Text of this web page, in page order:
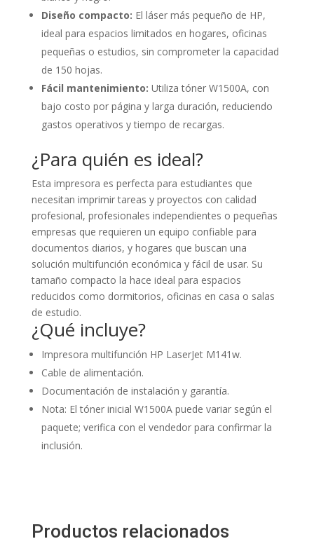
Diseño compacto: El láser más pequeño de HP,
ideal para espacios limitados en hogares, oficinas
pequeñas o estudios, sin comprometer la capacidad
de 150 hojas.
Fácil mantenimiento: Utiliza tóner W1500A, con
bajo costo por página y larga duración, reduciendo
gastos operativos y tiempo de recargas.
¿Para quién es ideal?
Esta impresora es perfecta para estudiantes que
necesitan imprimir tareas y proyectos con calidad
profesional, profesionales independientes o pequeñas
empresas que requieren un equipo confiable para
documentos diarios, y hogares que buscan una
solución multifunción económica y fácil de usar. Su
tamaño compacto la hace ideal para espacios
reducidos como dormitorios, oficinas en casa o salas
de estudio.
¿Qué incluye?
Impresora multifunción HP LaserJet M141w.
Cable de alimentación.
Documentación de instalación y garantía.
Nota: El tóner inicial W1500A puede variar según el
paquete; verifica con el vendedor para confirmar la
inclusión.
Productos relacionados